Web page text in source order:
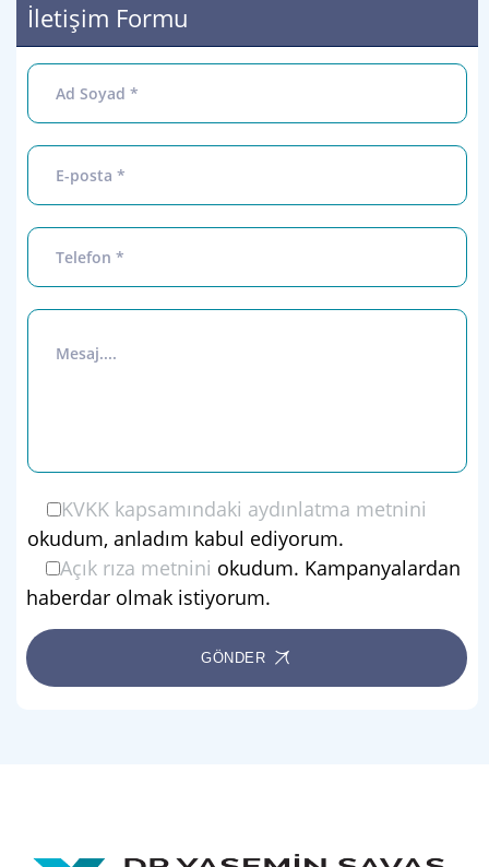
İletişim Formu
KVKK kapsamındaki aydınlatma metnini
okudum, anladım kabul ediyorum.
Açık rıza metnini okudum. Kampanyalardan
haberdar olmak istiyorum.
GÖNDER